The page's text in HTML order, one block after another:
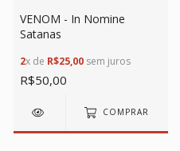
VENOM - In Nomine
Satanas
2x de R$25,00 sem juros
R$50,00
COMPRAR